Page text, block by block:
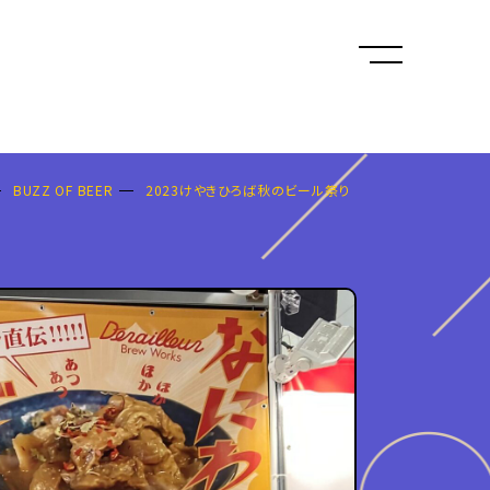
BUZZ OF BEER 2023けやきひろば秋のビール祭り